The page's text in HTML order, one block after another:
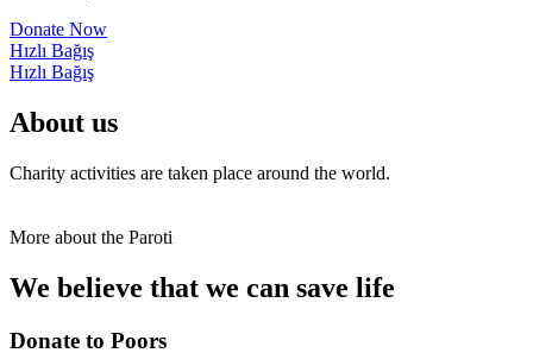
Donate Now
Hızlı Bağış
Hızlı Bağış
About us
Charity activities are taken place around the world.
More about the Paroti
We believe that we can save life
Donate to Poors